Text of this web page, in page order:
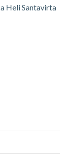
Heli Santavirta